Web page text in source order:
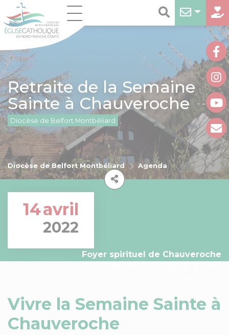
Retraite de la Semaine
Sainte à Chauveroche
Diocèse de Belfort Montbéliard
Diocèse de Belfort Montbéliard Agenda
14avril
2022
Foyer spirituel de Chauveroche
Vivre la Semaine Sainte à
Chauveroche